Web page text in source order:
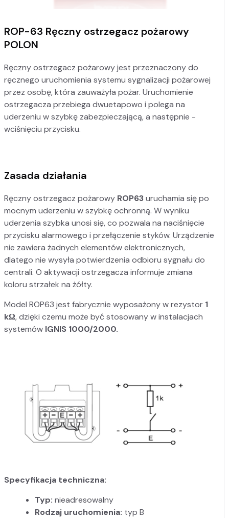
ROP-63 Ręczny ostrzegacz pożarowy
POLON
Ręczny ostrzegacz pożarowy jest przeznaczony do
ręcznego uruchomienia systemu sygnalizacji pożarowej
przez osobę, która zauważyła pożar. Uruchomienie
ostrzegacza przebiega dwuetapowo i polega na
uderzeniu w szybkę zabezpieczającą, a następnie -
wciśnięciu przycisku.
Zasada działania
Ręczny ostrzegacz pożarowy ROP63uruchamia się po
mocnym uderzeniu w szybkę ochronną. W wyniku
uderzenia szybka unosi się, co pozwala na naciśnięcie
przycisku alarmowego i przełączenie styków. Urządzenie
nie zawiera żadnych elementów elektronicznych,
dlatego nie wysyła potwierdzenia odbioru sygnału do
centrali. O aktywacji ostrzegacza informuje zmiana
koloru strzałek na żółty.
Model ROP63 jest fabrycznie wyposażony w rezystor 1
kΩ, dzięki czemu może być stosowany w instalacjach
systemów IGNIS 1000/2000.
Specyfikacja techniczna:
Typ: nieadresowalny
Rodzaj uruchomienia: typ B